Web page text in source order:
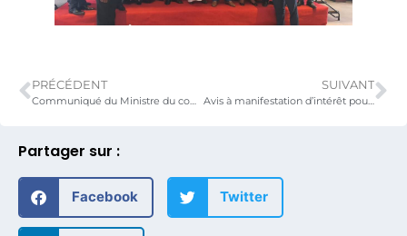
Partager sur :
Facebook Twitter
PRÉCÉDENT SUIVANT
Avis à manifestation d’intérêt pour le recrutement d’un consultant individuel pour la formation des dirigeants des très petites, petites et moyennes entreprises (TPME) en gouvernance d’entreprise.